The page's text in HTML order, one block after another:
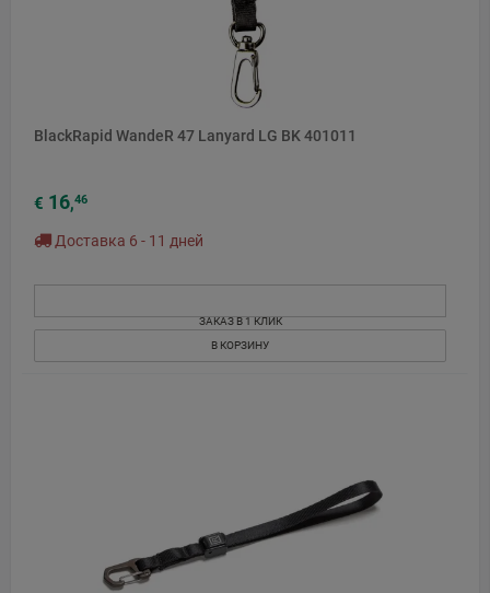
BlackRapid WandeR 47 Lanyard LG BK 401011
€ 16,46
Доставка 6 - 11 дней
ЗАКАЗ В 1 КЛИК
В КОРЗИНУ